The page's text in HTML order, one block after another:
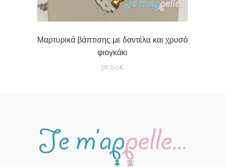
Μαρτυρικά βάπτισης με δαντέλα και χρυσό
φιογκάκι
38,00€